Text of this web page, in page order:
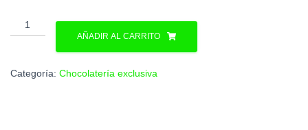
AÑADIR AL CARRITO
Categoría: Chocolatería exclusiva